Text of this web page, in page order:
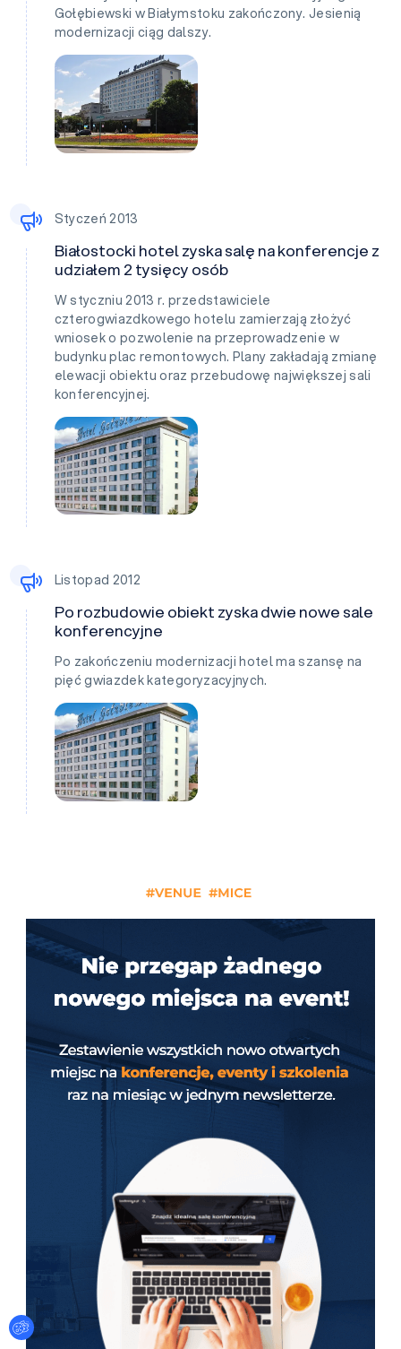
Gołębiewski w Białymstoku zakończony. Jesienią
modernizacji ciąg dalszy.
Styczeń 2013
Białostocki hotel zyska salę na konferencje z
udziałem 2 tysięcy osób
W styczniu 2013 r. przedstawiciele
czterogwiazdkowego hotelu zamierzają złożyć
wniosek o pozwolenie na przeprowadzenie w
budynku plac remontowych. Plany zakładają zmianę
elewacji obiektu oraz przebudowę największej sali
konferencyjnej.
Listopad 2012
Po rozbudowie obiekt zyska dwie nowe sale
konferencyjne
Po zakończeniu modernizacji hotel ma szansę na
pięć gwiazdek kategoryzacyjnych.
Ustawienia plików cookies